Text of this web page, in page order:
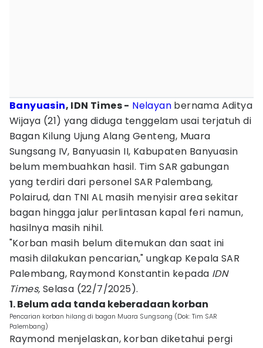
Banyuasin, IDN Times - Nelayan bernama Aditya
Wijaya (21) yang diduga tenggelam usai terjatuh di
Bagan Kilung Ujung Alang Genteng, Muara
Sungsang IV, Banyuasin II, Kabupaten Banyuasin
belum membuahkan hasil. Tim SAR gabungan
yang terdiri dari personel SAR Palembang,
Polairud, dan TNI AL masih menyisir area sekitar
bagan hingga jalur perlintasan kapal feri namun,
hasilnya masih nihil.
"Korban masih belum ditemukan dan saat ini
masih dilakukan pencarian," ungkap Kepala SAR
Palembang, Raymond Konstantin kepada IDN
Times, Selasa (22/7/2025).
1. Belum ada tanda keberadaan korban
Pencarian korban hilang di bagan Muara Sungsang (Dok: Tim SAR
Palembang)
Raymond menjelaskan, korban diketahui pergi